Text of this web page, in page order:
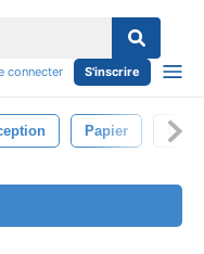
connecter S'inscrire
Papier